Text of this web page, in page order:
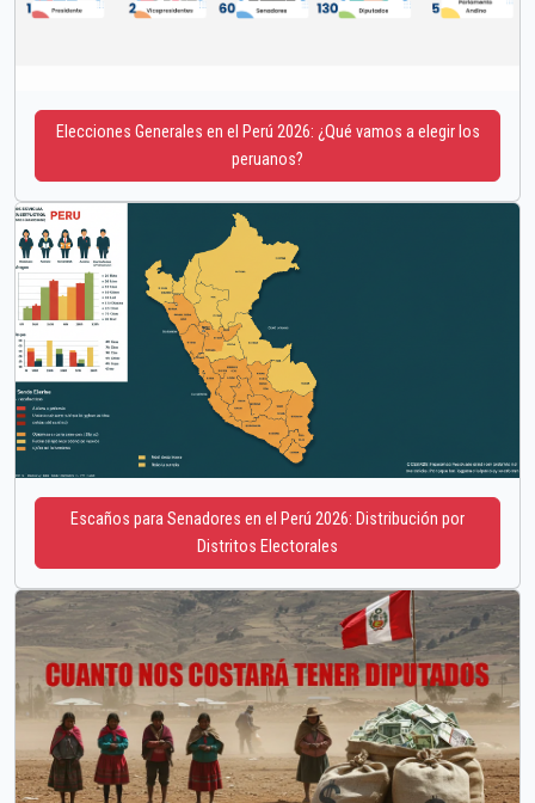
Elecciones Generales en el Perú 2026: ¿Qué vamos a elegir los
peruanos?
Escaños para Senadores en el Perú 2026: Distribución por
Distritos Electorales